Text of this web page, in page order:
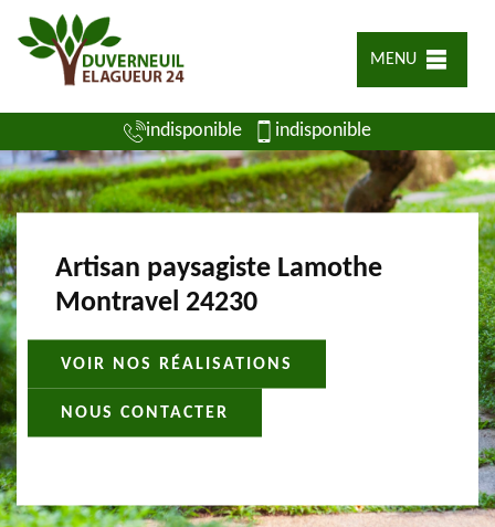
MENU
indisponible indisponible
Artisan paysagiste Lamothe
Montravel 24230
VOIR NOS RÉALISATIONS
NOUS CONTACTER